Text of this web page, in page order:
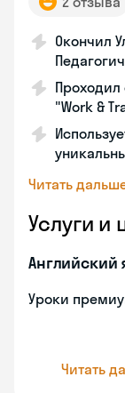
Окончил
"Work &
Читать
Услуги и
Английский
Уроки
Читать